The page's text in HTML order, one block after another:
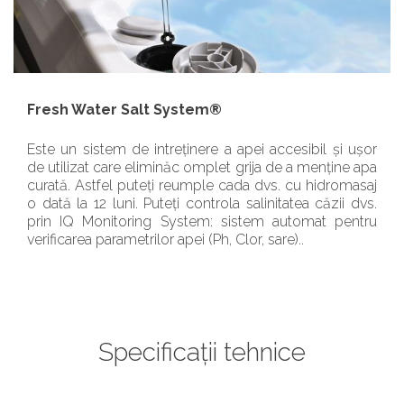
Fresh Water Salt System®
Este un sistem de intreținere a apei accesibil și ușor
de utilizat care eliminăc omplet grija de a menține apa
curată. Astfel puteți reumple cada dvs. cu hidromasaj
o dată la 12 luni. Puteți controla salinitatea căzii dvs.
prin IQ Monitoring System: sistem automat pentru
verificarea parametrilor apei (Ph, Clor, sare)..
Specificații tehnice